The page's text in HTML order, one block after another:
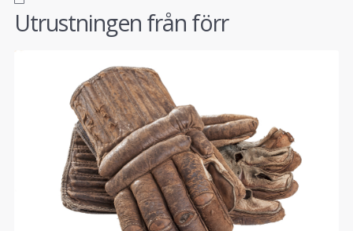
Utrustningen från förr